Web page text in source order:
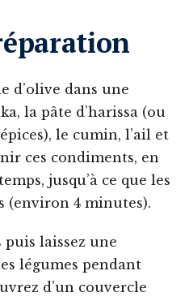
d’olive dans une
la pâte d’harissa (ou
le cumin, l’ail et
ces condiments, en
jusqu’à ce que les
(environ 4 minutes).
puis laissez une
légumes pendant
d’un couvercle